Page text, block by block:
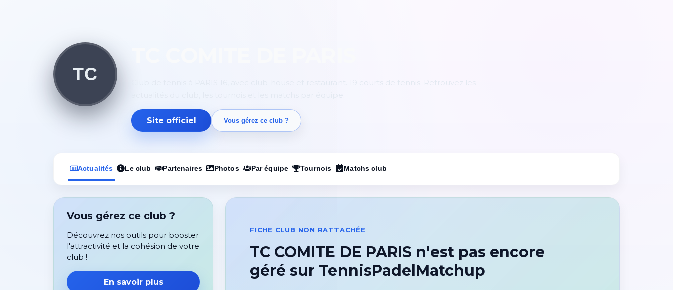
TC
Site officiel Vous gérez ce club ?
Actualités Le club Partenaires Photos Par équipe Tournois Matchs club
Vous gérez ce club ?
Découvrez nos outils pour booster
l'attractivité et la cohésion de votre
club !
En savoir plus
FICHE CLUB NON RATTACHÉE
TC COMITE DE PARIS n'est pas encore
géré sur TennisPadelMatchup